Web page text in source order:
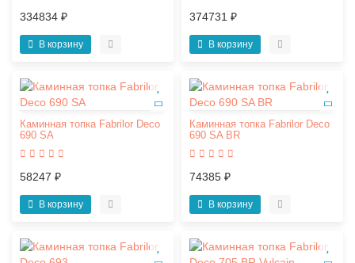
334834 ₽
В корзину
374731 ₽
В корзину
Каминная топка Fabrilor Deco
690 SA
58247 ₽
В корзину
Каминная топка Fabrilor Deco
690 SA BR
74385 ₽
В корзину